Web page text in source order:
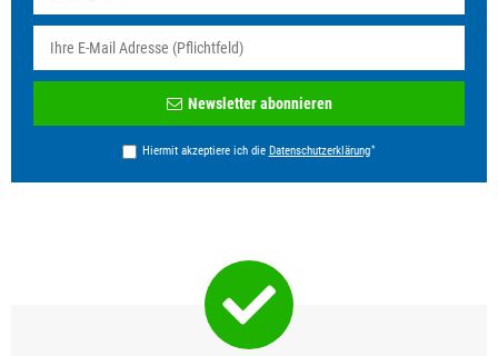
Honig
Newsletter abonnieren
Hiermit akzeptiere ich die Daten­schutz­erklärung*